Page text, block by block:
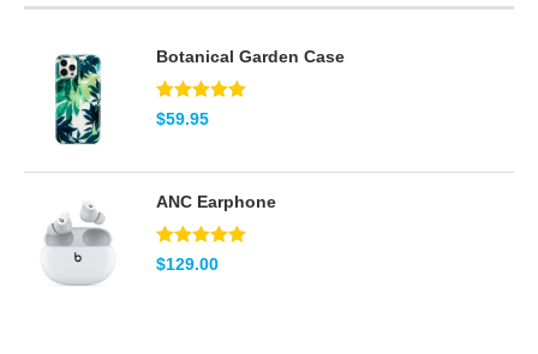
Botanical Garden Case
Note5.00
sur 5
$59.95
ANC Earphone
Note5.00
sur 5
$129.00